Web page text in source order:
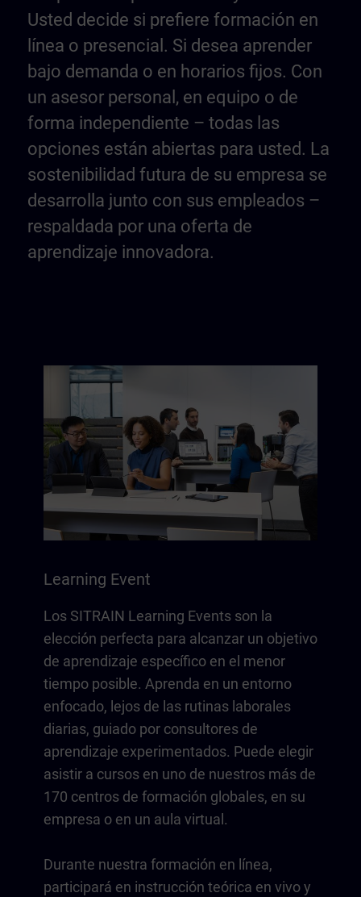
Usted decide si prefiere formación en
línea o presencial. Si desea aprender
bajo demanda o en horarios fijos. Con
un asesor personal, en equipo o de
forma independiente – todas las
opciones están abiertas para usted. La
sostenibilidad futura de su empresa se
desarrolla junto con sus empleados –
respaldada por una oferta de
aprendizaje innovadora.
Learning Event
Los SITRAIN Learning Events son la
elección perfecta para alcanzar un objetivo
de aprendizaje específico en el menor
tiempo posible. Aprenda en un entorno
enfocado, lejos de las rutinas laborales
diarias, guiado por consultores de
aprendizaje experimentados. Puede elegir
asistir a cursos en uno de nuestros más de
170 centros de formación globales, en su
empresa o en un aula virtual.
Durante nuestra formación en línea,
participará en instrucción teórica en vivo y